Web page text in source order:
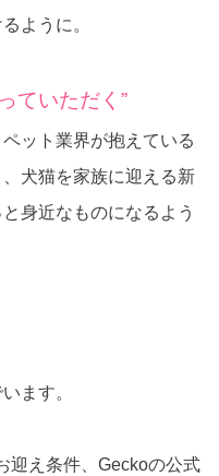
ように。
ていただく”
ット業界が抱えている
犬猫を家族に迎える新
身近なものになるよう
ます。
迎え条件、Geckoの公式